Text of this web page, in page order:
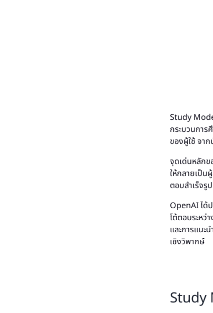
Study
กระบวนการ
ของผู้ใช้ จา
จุดเด่นหลัก
ให้กลายเป็น
ตอบสำเร็จรู
OpenAI ได้
โต้ตอบระหว่
และการแนะ
เชิงวิพากษ์
Study